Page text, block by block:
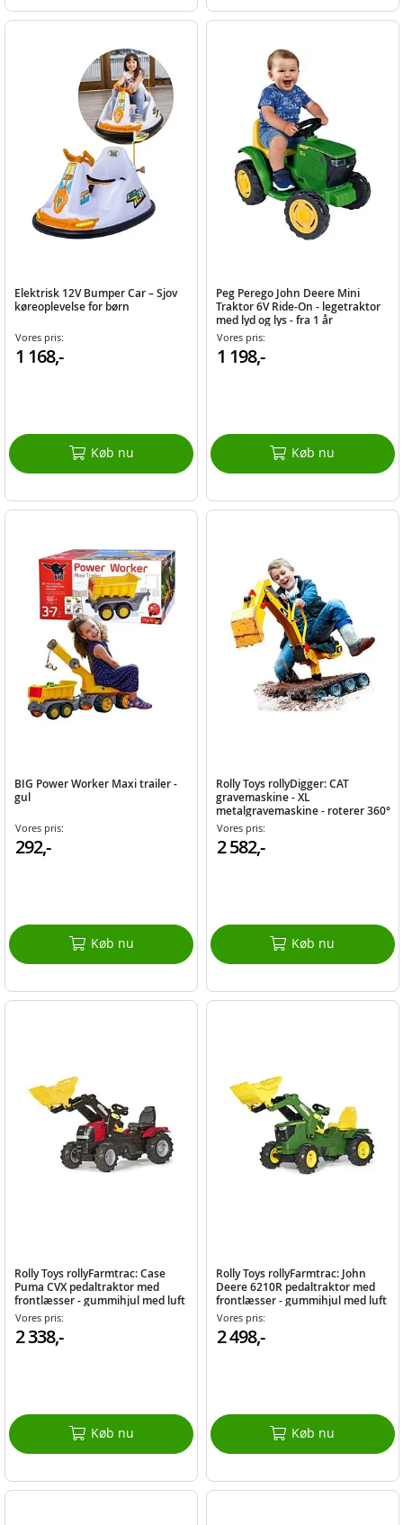
Elektrisk 12V Bumper Car – Sjov
køreoplevelse for børn
Vores pris:
1 168,-
Køb nu
Peg Perego John Deere Mini
Traktor 6V Ride-On - legetraktor
med lyd og lys - fra 1 år
Vores pris:
1 198,-
Køb nu
BIG Power Worker Maxi trailer -
gul
Vores pris:
292,-
Køb nu
Rolly Toys rollyDigger: CAT
gravemaskine - XL
metalgravemaskine - roterer 360°
Vores pris:
2 582,-
Køb nu
Rolly Toys rollyFarmtrac: Case
Puma CVX pedaltraktor med
frontlæsser - gummihjul med luft
Vores pris:
2 338,-
Køb nu
Rolly Toys rollyFarmtrac: John
Deere 6210R pedaltraktor med
frontlæsser - gummihjul med luft
Vores pris:
2 498,-
Køb nu